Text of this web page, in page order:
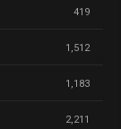
419
1,512
1,183
2,211